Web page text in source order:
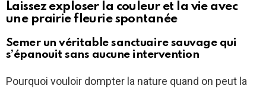
Laissez exploser la couleur et la vie avec
une prairie fleurie spontanée
Semer un véritable sanctuaire sauvage qui
s’épanouit sans aucune intervention
Pourquoi vouloir dompter la nature quand on peut la